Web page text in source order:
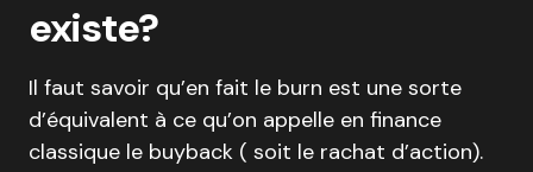
existe?
Il faut savoir qu’en fait le burn est une sorte
d’équivalent à ce qu’on appelle en finance
classique le buyback ( soit le rachat d’action).